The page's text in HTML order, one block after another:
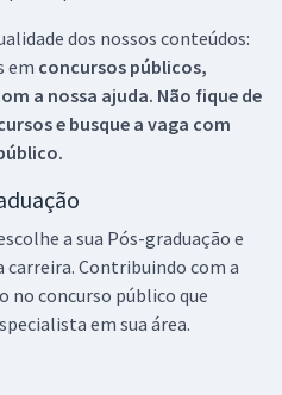
dos nossos conteúdos:
em concursos públicos,
a nossa ajuda. Não fique de
e busque a vaga com
a sua Pós-graduação e
carreira. Contribuindo com a
no concurso público que
em sua área.